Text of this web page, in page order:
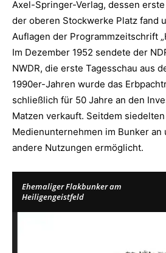
Axel-Springer-Verlag, dessen
der oberen Stockwerke Platz fand
Auflagen der Programmzeitschrift
Im Dezember 1952 sendete der
NWDR, die erste Tagesschau aus
1990er-Jahren wurde das
schließlich für 50 Jahre an den
Matzen verkauft. Seitdem
Medienunternehmen im Bunker an
andere Nutzungen ermöglicht.
Ehemaliger Flakbunker am
Heiligengeistfeld